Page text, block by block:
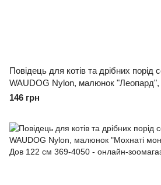
Повідець для котів та дрібних порід
WAUDOG Nylon, малюнок
см
146 грн